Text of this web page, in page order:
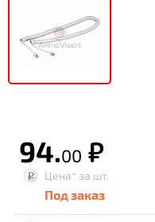
94.00 р.
Цена* за шт.
Под заказ